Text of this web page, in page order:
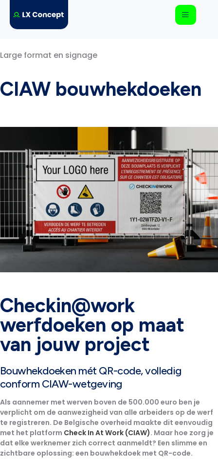
Large format en signage
CIAW bouwhekdoeken
Checkin@work
werfdoeken op maat
van jouw project
Bouwhekdoeken mét QR-code, volledig
conform CIAW-wetgeving​
Als aannemer met werven boven de 500.000 euro ben je
verplicht om de aanwezigheid van alle arbeiders op de werf
te registreren. De Belgische overheid maakte dit eenvoudig
met het platform Check In At Work (CIAW). Maar hoe zorg je
dat elke werknemer zich correct aanmeldt? Een slimme en
zichtbare oplossing: een bouwhekdoek met QR-code.